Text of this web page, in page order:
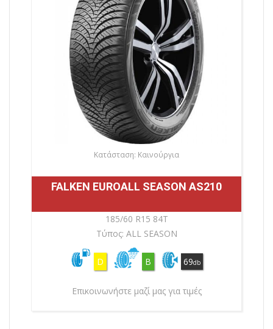
Κατάσταση: Καινούργια
FALKEN EUROALL SEASON AS210
185/60 R15 84T
Τύπος: ALL SEASON
D B 69db
Επικοινωνήστε μαζί μας για τιμές